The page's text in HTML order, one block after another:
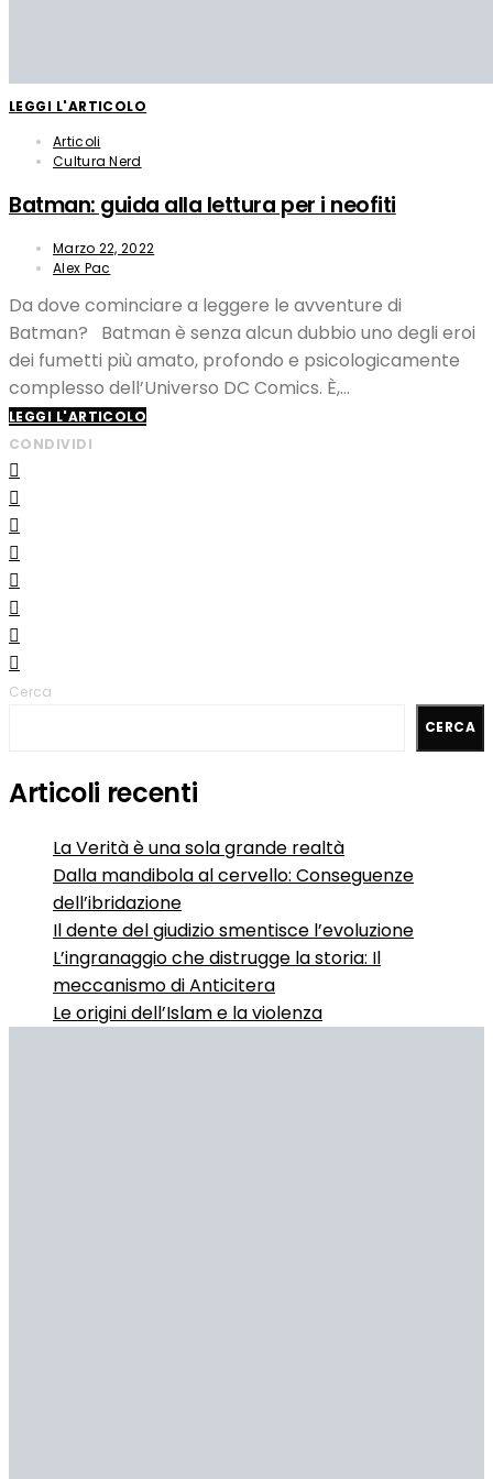
LEGGI L'ARTICOLO
Articoli
Cultura Nerd
Batman: guida alla lettura per i neofiti
Marzo 22, 2022
Alex Pac
Da dove cominciare a leggere le avventure di
Batman? Batman è senza alcun dubbio uno degli eroi
dei fumetti più amato, profondo e psicologicamente
complesso dell’Universo DC Comics. È,…
LEGGI L'ARTICOLO
CONDIVIDI
Cerca
CERCA
Articoli recenti
La Verità è una sola grande realtà
Dalla mandibola al cervello: Conseguenze
dell’ibridazione
Il dente del giudizio smentisce l’evoluzione
L’ingranaggio che distrugge la storia: Il
meccanismo di Anticitera
Le origini dell’Islam e la violenza